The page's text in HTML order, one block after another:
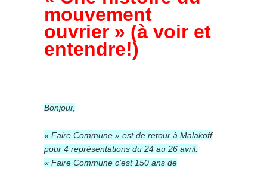
mouvement
ouvrier » (à voir et
entendre!)
Bonjour,
« Faire Commune » est de retour à Malakoff
pour 4 représentations du 24 au 26 avril.
« Faire Commune c’est 150 ans de